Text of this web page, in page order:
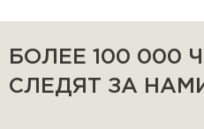
БОЛЕЕ 100 000
СЛЕДЯТ ЗА